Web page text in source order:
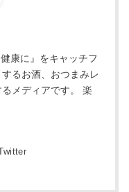
康に』をキャッチフ
るお酒、おつまみレ
メディアです。 楽